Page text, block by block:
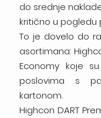
do srednje
kritično u pogledu
To je dovelo do
asortimana:
Economy koje
poslovima s
kartonom.
Highcon DART